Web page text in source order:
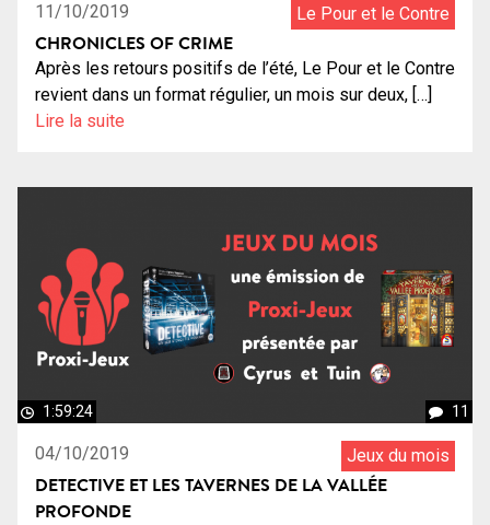
11/10/2019 Le Pour et le Contre
CHRONICLES OF CRIME
Après les retours positifs de l’été, Le Pour et le Contre
revient dans un format régulier, un mois sur deux, […]
Lire la suite
1:59:24 11
04/10/2019 Jeux du mois
DETECTIVE ET LES TAVERNES DE LA VALLÉE
PROFONDE